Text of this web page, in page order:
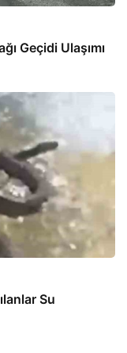
Geçidi Ulaşımı
Su